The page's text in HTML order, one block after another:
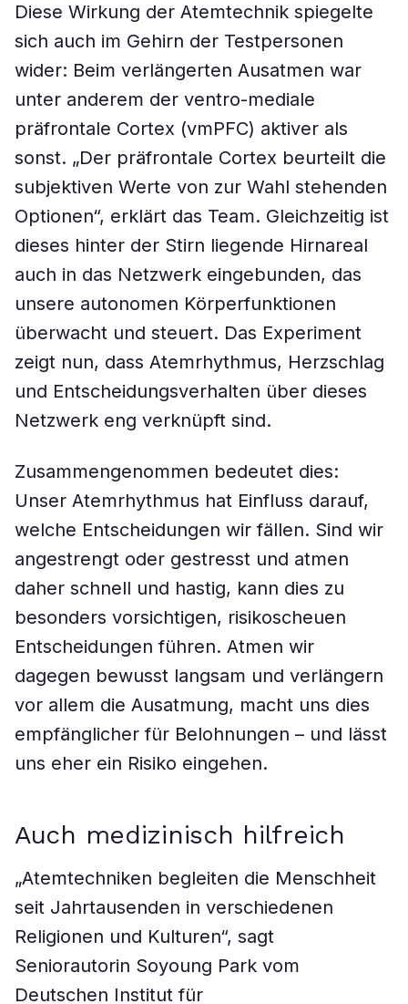
Diese Wirkung der Atemtechnik spiegelte
sich auch im Gehirn der Testpersonen
wider: Beim verlängerten Ausatmen war
unter anderem der ventro-mediale
präfrontale Cortex (vmPFC) aktiver als
sonst. „Der präfrontale Cortex beurteilt die
subjektiven Werte von zur Wahl stehenden
Optionen“, erklärt das Team. Gleichzeitig ist
dieses hinter der Stirn liegende Hirnareal
auch in das Netzwerk eingebunden, das
unsere autonomen Körperfunktionen
überwacht und steuert. Das Experiment
zeigt nun, dass Atemrhythmus, Herzschlag
und Entscheidungsverhalten über dieses
Netzwerk eng verknüpft sind.
Zusammengenommen bedeutet dies:
Unser Atemrhythmus hat Einfluss darauf,
welche Entscheidungen wir fällen. Sind wir
angestrengt oder gestresst und atmen
daher schnell und hastig, kann dies zu
besonders vorsichtigen, risikoscheuen
Entscheidungen führen. Atmen wir
dagegen bewusst langsam und verlängern
vor allem die Ausatmung, macht uns dies
empfänglicher für Belohnungen – und lässt
uns eher ein Risiko eingehen.
Auch medizinisch hilfreich
„Atemtechniken begleiten die Menschheit
seit Jahrtausenden in verschiedenen
Religionen und Kulturen“, sagt
Seniorautorin Soyoung Park vom
Deutschen Institut für